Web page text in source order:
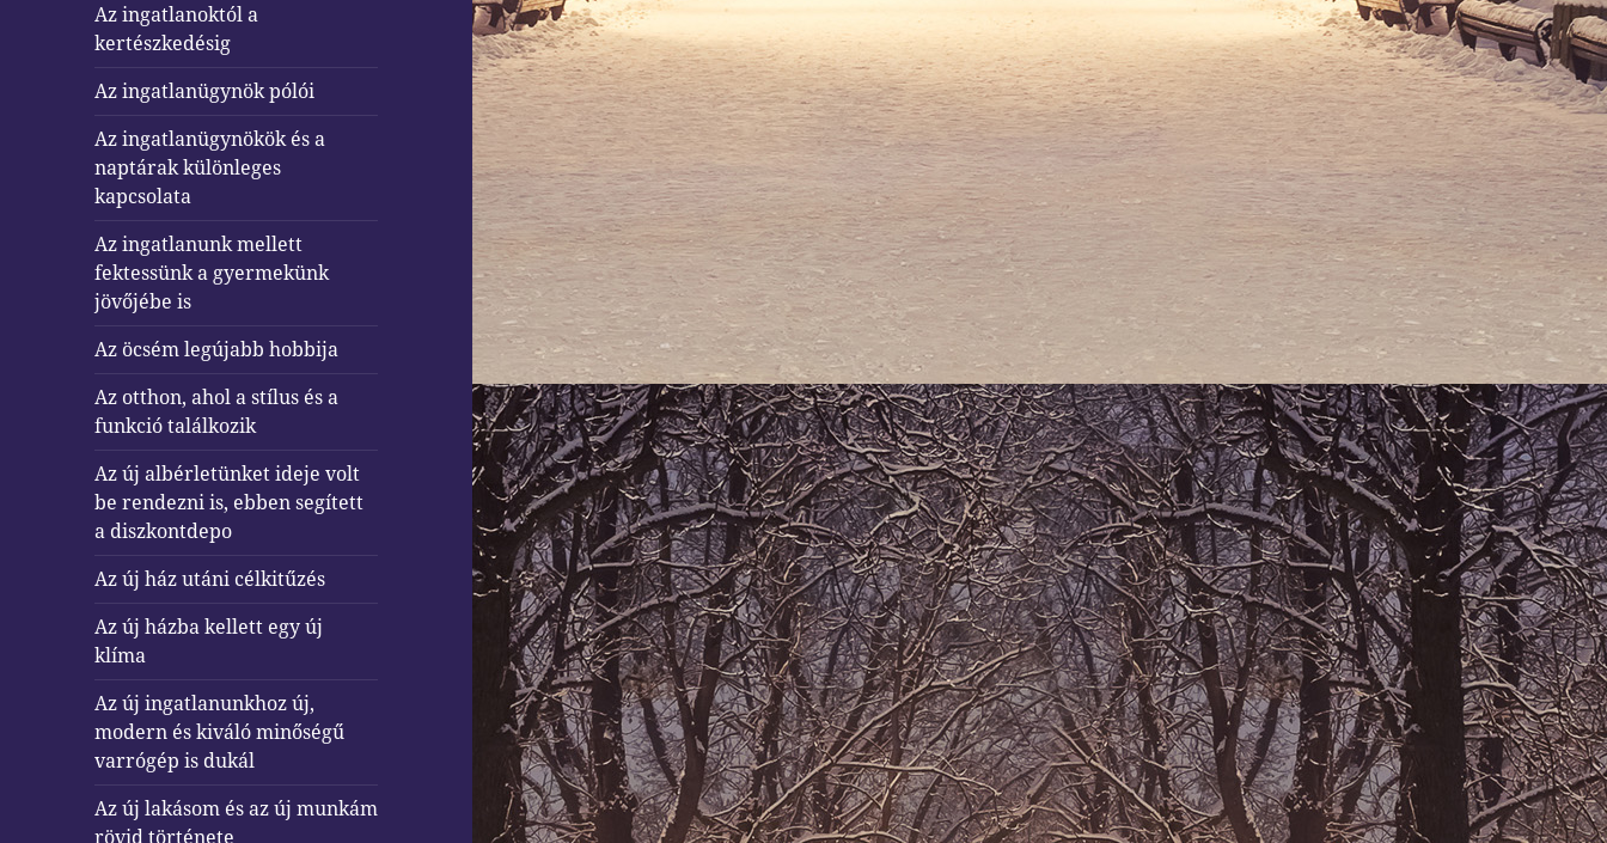
Az ingatlanoktól a
kertészkedésig
Az ingatlanügynök pólói
Az ingatlanügynökök és a
naptárak különleges
kapcsolata
Az ingatlanunk mellett
fektessünk a gyermekünk
jövőjébe is
Az öcsém legújabb hobbija
Az otthon, ahol a stílus és a
funkció találkozik
Az új albérletünket ideje volt
be rendezni is, ebben segített
a diszkontdepo
Az új ház utáni célkitűzés
Az új házba kellett egy új
klíma
Az új ingatlanunkhoz új,
modern és kiváló minőségű
varrógép is dukál
Az új lakásom és az új munkám
rövid története